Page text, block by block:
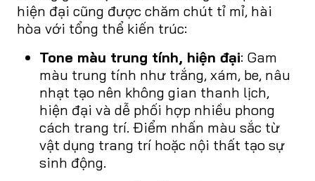
hiện đại cũng được chăm chút tỉ mỉ, hài
hòa với tổng thể kiến trúc:
Tone màu trung tính, hiện đại: Gam
màu trung tính như trắng, xám, be, nâu
nhạt tạo nên không gian thanh lịch,
hiện đại và dễ phối hợp nhiều phong
cách trang trí. Điểm nhấn màu sắc từ
vật dụng trang trí hoặc nội thất tạo sự
sinh động.